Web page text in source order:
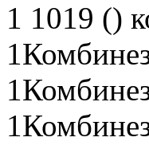
1 1019 ()